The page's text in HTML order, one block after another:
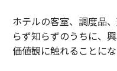
ホテルの客室、調度品
らず知らずのうちに、
価値観に触れることにな